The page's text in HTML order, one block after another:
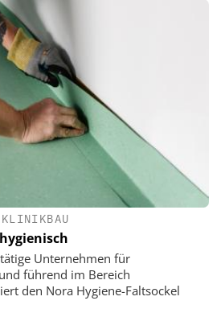
KLINIKBAU
Unternehmen für
führend im Bereich
den Nora Hygiene-Faltsockel